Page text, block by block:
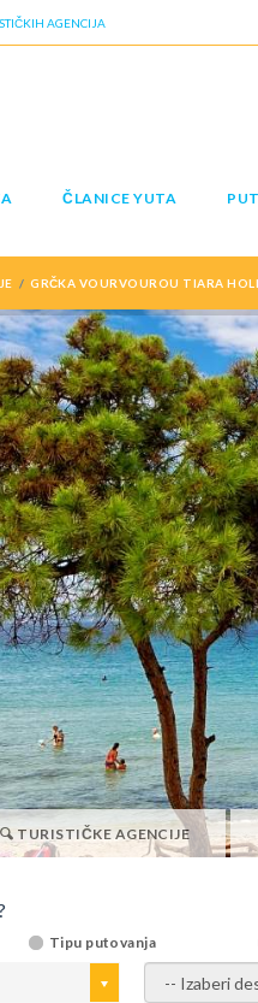
AGENCIJA
ČLANICE YUTA
GRČKA VOURVOUROU TIARA
TURISTIČKE AGENCIJE
Tipu putovanja
- izaberi